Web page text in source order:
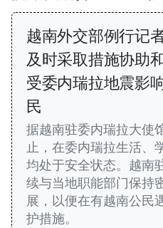
越南外交部例行记
及时采取措施协助
受委内瑞拉地震影
民
据越南驻委内瑞拉大使
止，在委内瑞拉生活、
均处于安全状态。越南
续与当地职能部门保持
展，以便在有越南公民
护措施。